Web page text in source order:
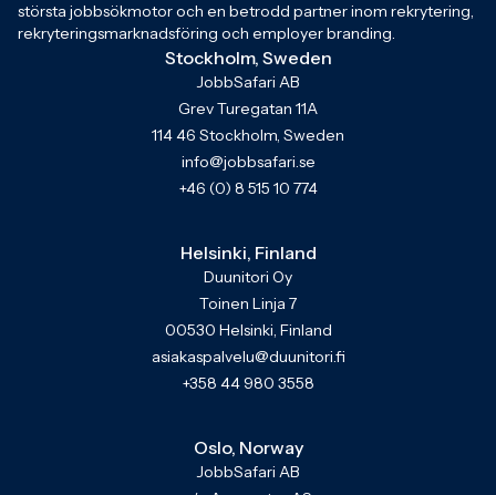
största jobbsökmotor och en betrodd partner inom rekrytering,
rekryteringsmarknadsföring och employer branding.
Stockholm, Sweden
JobbSafari AB
Grev Turegatan 11A
114 46 Stockholm, Sweden
info@jobbsafari.se
+46 (0) 8 515 10 774
Helsinki, Finland
Duunitori Oy
Toinen Linja 7
00530 Helsinki, Finland
asiakaspalvelu@duunitori.fi
+358 44 980 3558
Oslo, Norway
JobbSafari AB